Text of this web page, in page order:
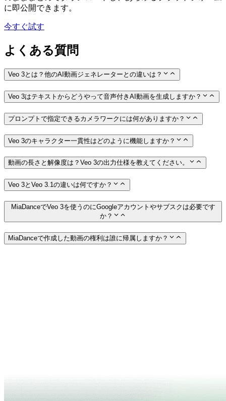
に即公開できます。
今すぐ試す
よくある質問
Veo 3とは？他のAI動画ジェネレーターとの違いは？
Veo 3はテキストからどうやって音声付きAI動画を生成しますか？
プロンプトで指定できるカメラワークには何がありますか？
Veo 3のキャラクター一貫性はどのように機能しますか？
動画の長さと解像度は？Veo 3の出力仕様を教えてください。
Veo 3とVeo 3.1の違いは何ですか？
MiaDanceでVeo 3を使うのにGoogleアカウントやサブスクは必要です
か？
MiaDanceで作成した動画の権利は誰に帰属しますか？